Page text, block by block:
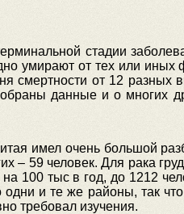
стадии
умирают от тех или иных
смертности от 12 разных
данные и о многих
имел очень большой
– 59 человек. Для рака
100 тыс в год, до 1212
одни и те же районы, так
требовал изучения.